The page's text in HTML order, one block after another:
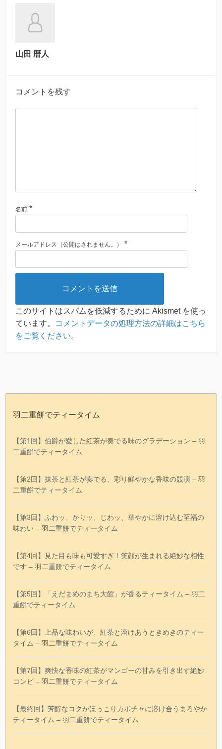
山田 暦人
コメントを残す
名前 *
メールアドレス（公開はされません。） *
このサイトはスパムを低減するために Akismet を使っ
ています。
コメントデータの処理方法の詳細はこちら
をご覧ください。
羽二重餅でティータイム
【第1回】伯爵が愛した紅茶が奏でる味のグラデーション – 羽
二重餅でティータイム
【第2回】抹茶と紅茶が奏でる、彩り鮮やかな香味の競演 – 羽
二重餅でティータイム
【第3回】ふわッ、かりッ、じわッ、華やかに溶け込む至福の
味わい – 羽二重餅でティータイム
【第4回】見た目も味も可愛すぎ！笑顔が生まれる絶妙な相性
です – 羽二重餅でティータイム
【第5回】「えだまめのまち大館」が香るティータイム – 羽二
重餅でティータイム
【第6回】上品な味わいが、紅茶と溶けあうときめきのティー
タイム – 羽二重餅でティータイム
【第7回】爽快な香味の紅茶がマンゴーの甘みを引き出す絶妙
コンビ – 羽二重餅でティータイム
【最終回】芳醇なコクがほっこりカボチャに溶け合うまろやか
ティータイム – 羽二重餅でティータイム